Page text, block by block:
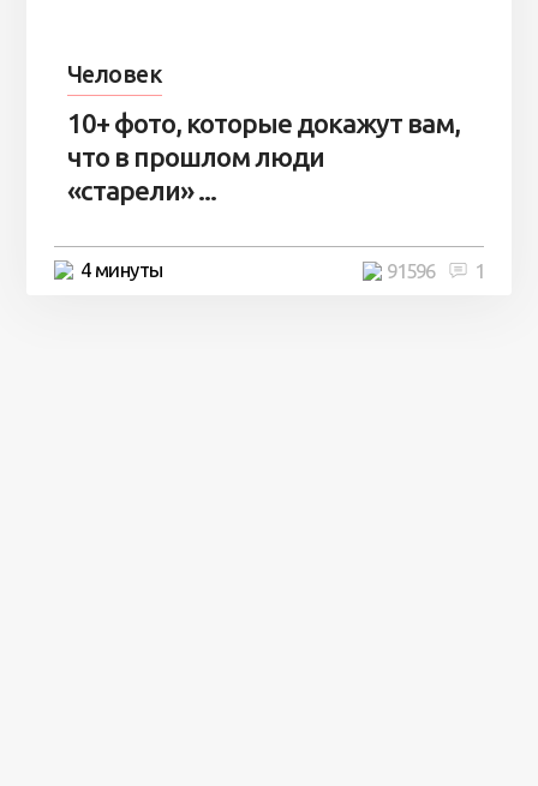
Человек
10+ фото, которые докажут вам,
что в прошлом люди
«старели» ...
4 минуты 1
91596